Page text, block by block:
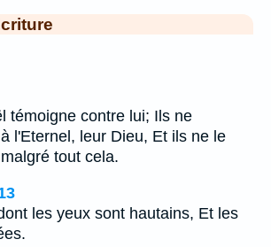
témoigne contre lui; Ils ne
l'Eternel, leur Dieu, Et ils ne le
tout cela.
les yeux sont hautains, Et les